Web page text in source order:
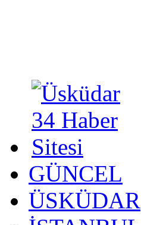
GÜNCEL
ÜSKÜDAR